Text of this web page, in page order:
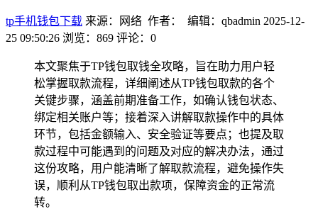
tp手机钱包下载 来源：网络 作者： 编辑：qbadmin 2025-12-
25 09:50:26 浏览：869 评论：0
本文聚焦于TP钱包取钱全攻略，旨在助力用户轻
松掌握取款流程，详细阐述从TP钱包取款的各个
关键步骤，涵盖前期准备工作，如确认钱包状态、
绑定相关账户等；接着深入讲解取款操作中的具体
环节，包括金额输入、安全验证等要点；也提及取
款过程中可能遇到的问题及对应的解决办法，通过
这份攻略，用户能清晰了解取款流程，避免操作失
误，顺利从TP钱包取出款项，保障资金的正常流
转。